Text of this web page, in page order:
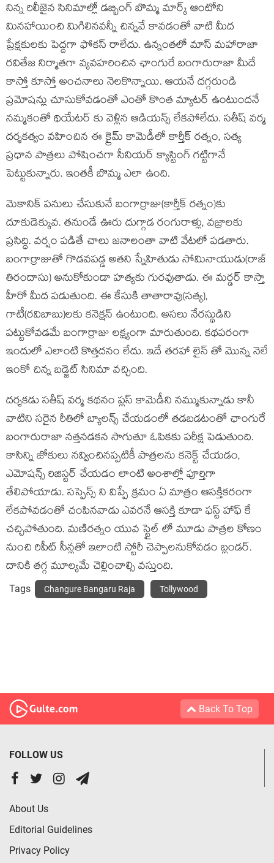
నిన్న రిలీజైన సినిమాల్లో డబ్బింగ్ బొమ్మ మార్క్ ఆంటోని
మినహాయించి మిగిలినవన్నీ చిన్నవే కావడంతో వాటి మీద
ప్రేక్షకులకు పెద్దగా ఫోకస్ రాలేదు. ఉన్నంతలో మాస్ మహారాజా
రవితేజ నిర్మాతగా వ్యవహరించిన ఛాంగురే బంగారురాజా మీదే
కాస్తో కూస్తో అంచనాలు నెలకొన్నాయి. ఆయనే దగ్గరుండి
ప్రమోషన్లు చూసుకోవడంతో ఎంతో కొంత మ్యాటర్ ఉంటుందనే
నమ్మకంతో థియేటర్ కు వెళ్లిన ఆడియన్స్ లేకపోలేదు. సతీష్ వర్మ
దర్శకత్వం వహించిన ఈ క్రైమ్ కామెడీలో కార్తీక్ రత్నం, సత్య
ప్రధాన పాత్రలు పోషించగా సీనియర్ క్యాస్టింగ్ గట్టిగానే
పెట్టుకున్నారు. ఇంతకీ బొమ్మ ఎలా ఉంది.
మెకానిక్ పనులు చేసుకునే బంగార్రాజు(కార్తీక్ రత్నం)కు
దూకుడెక్కువ. తనుండే ఊరు దుగ్గాడ రంగురాళ్లు, వజ్రాలకు
ప్రసిద్ధి. వర్షం పడితే చాలు జనాలంతా వాటి వేటలో పడతారు.
బంగార్రాజుతో గొడవపడ్డ అతని స్నేహితుడు సోమినాయుడు(రాజ్
తిరందాసు) అనుకోకుండా హత్యకు గురవుతాడు. ఈ మర్డర్ కాస్తా
హీరో మీద పడుతుంది. ఈ కేసుకి తాతారావు(సత్య),
గాటీ(రవిబాబు)లకు కనెక్షన్ ఉంటుంది. అసలు నేరస్థుడిని
పట్టుకోవడమే బంగార్రాజు లక్ష్యంగా మారుతుంది. కథపరంగా
ఇందులో ఎలాంటి కొత్తదనం లేదు. ఇదే తరహా లైన్ తో మొన్న నెలే
ఇంకో చిన్న బడ్జెట్ సినిమా వచ్చింది.
దర్శకడు సతీష్ వర్మ కథనం ప్లస్ కామెడీని నమ్ముకున్నాడు కానీ
వాటిని సరైన రీతిలో బ్యాలన్స్ చేయడంలో తడబడటంతో ఛాంగురే
బంగారురాజా నత్తనడకన సాగుతూ ఓపికకు పరీక్ష పెడుతుంది.
కాసిన్ని జోకులు నవ్వించినప్పటికీ పాత్రలను కనెక్ట్ చేయడం,
ఎమోషన్స్ రిజిస్టర్ చేయడం లాంటి అంశాల్లో పూర్తిగా
తేలిపోయాడు. సస్పెన్స్ ని విప్పే క్రమం ఏ మాత్రం ఆసక్తికరంగా
లేకపోవడంతో చంపినవాడు ఎవరనే ఆసక్తి కూడా ఫస్ట్ హాఫ్ కే
చచ్చిపోతుంది. మణిరత్నం యువ స్టైల్ లో మూడు పాత్రల కోణం
నుంచి రిపీట్ సీన్లతో ఇలాంటి స్టోరీ చెప్పాలనుకోవడం బ్లండర్.
దానికి తగ్గ మూల్యమే చెల్లించాల్సి వస్తుంది.
Tags Changure Bangaru Raja Tollywood
Back To Top
FOLLOW US
About Us
Editorial Guidelines
Privacy Policy